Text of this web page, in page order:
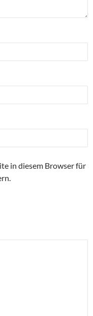
in diesem Browser für